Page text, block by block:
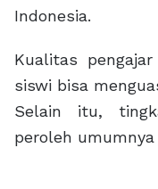
Indonesia.
Kualitas
siswi bisa
Selain itu,
peroleh